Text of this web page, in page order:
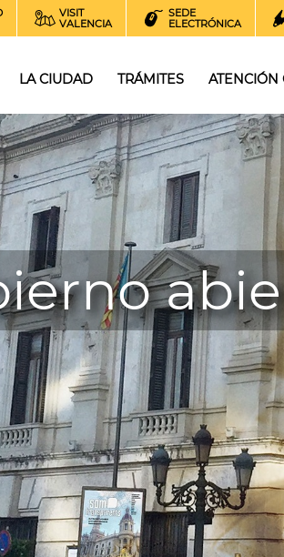
VISIT
VALENCIA
SEDE
ELECTRÓNICA
LA CIUDAD TRÁMITES